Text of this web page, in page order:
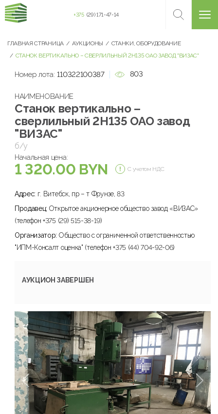
+375 (29) 171-47-14
ГЛАВНАЯ СТРАНИЦА АУКЦИОНЫ
СТАНКИ, ОБОРУДОВАНИЕ
СТАНОК ВЕРТИКАЛЬНО – СВЕРЛИЛЬНЫЙ 2Н135 ОАО ЗАВОД "ВИЗАС"
Номер лота: 110322100387 803
НАИМЕНОВАНИЕ
Станок вертикально –
сверлильный 2Н135 ОАО завод
"ВИЗАС"
б/у
Начальная цена:
1 320.00 BYN С учетом НДС
Адрес: г. Витебск, пр – т Фрунзе, 83
Продавец: Открытое акционерное общество завод «ВИЗАС»
(телефон +375 (29) 515-38-19)
Организатор: Общество с ограниченной ответственностью
"ИПМ-Консалт оценка" (телефон +375 (44) 704-92-06)
АУКЦИОН ЗАВЕРШЕН